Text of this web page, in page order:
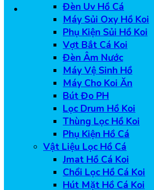
Đèn Uv Hồ Cá
Máy Sủi Oxy Hồ Koi
Phụ Kiện Sủi Hồ Koi
Vợt Bắt Cá Koi
Đèn Âm Nước
Máy Vệ Sinh Hồ
Máy Cho Koi Ăn
Bút Đo PH
Lọc Drum Hồ Koi
Thùng Lọc Hồ Koi
Phụ Kiện Hồ Cá
Vật Liệu Lọc Hồ Cá
Jmat Hồ Cá Koi
Chổi Lọc Hồ Cá Koi
Hút Mặt Hồ Cá Koi